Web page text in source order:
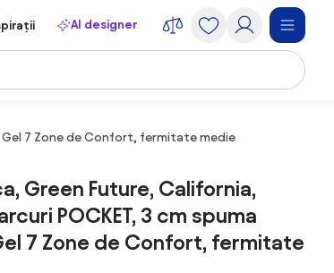
AI designer
Gel 7 Zone de Confort, fermitate medie
Green Future, California,
POCKET, 3 cm spuma
7 Zone de Confort, fermitate